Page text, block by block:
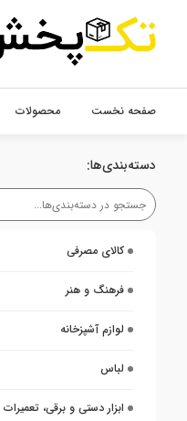
صفحه نخست محصولات
دسته‌بندی‌ها:
کالای مصرفی
فرهنگ و هنر
لوازم آشپزخانه
لباس
ابزار دستی و برقی، تعمیرات